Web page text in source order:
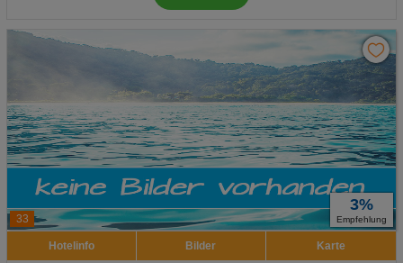
33
3%
Empfehlung
Hotelinfo Bilder Karte